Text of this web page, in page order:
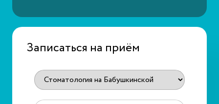
Записаться на приём